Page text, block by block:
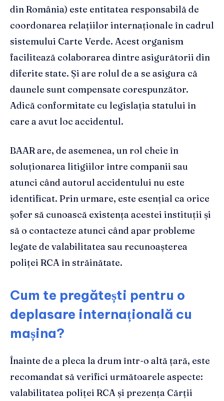
din România) este entitatea responsabilă de
coordonarea relațiilor internaționale în cadrul
sistemului Carte Verde. Acest organism
facilitează colaborarea dintre asigurătorii din
diferite state. Și are rolul de a se asigura că
daunele sunt compensate corespunzător.
Adică conformitate cu legislația statului în
care a avut loc accidentul.
BAAR are, de asemenea, un rol cheie în
soluționarea litigiilor între companii sau
atunci când autorul accidentului nu este
identificat. Prin urmare, este esențial ca orice
șofer să cunoască existența acestei instituții și
să o contacteze atunci când apar probleme
legate de valabilitatea sau recunoașterea
poliței RCA în străinătate.
Cum te pregătești pentru o
deplasare internațională cu
mașina?
Înainte de a pleca la drum într-o altă țară, este
recomandat să verifici următoarele aspecte:
valabilitatea poliței RCA și prezența Cărții